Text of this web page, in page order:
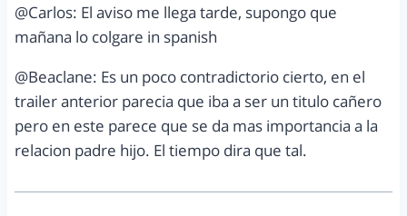
@Carlos: El aviso me llega tarde, supongo que
mañana lo colgare in spanish
@Beaclane: Es un poco contradictorio cierto, en el
trailer anterior parecia que iba a ser un titulo cañero
pero en este parece que se da mas importancia a la
relacion padre hijo. El tiempo dira que tal.